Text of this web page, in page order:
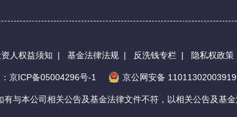
人权益须知 | 基金法律法规 | 反洗钱专栏 | 隐私权政策
京ICP备05004296号-1 京公网安备
与本公司相关公告及基金法律文件不符，以相关公告及基